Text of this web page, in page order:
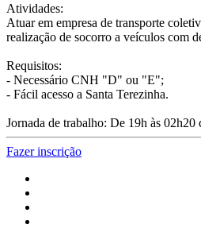
Atividades:
Atuar em empresa de transporte
realização de socorro a veículos com
Requisitos:
- Necessário CNH "D" ou "E";
- Fácil acesso a Santa Terezinha.
Jornada de trabalho: De 19h às 02h20
Fazer inscrição